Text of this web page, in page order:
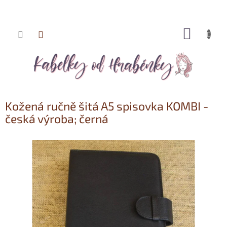
Přejít
Kožená ručně šitá A5 spisovka KOMBI -
česká výroba; černá